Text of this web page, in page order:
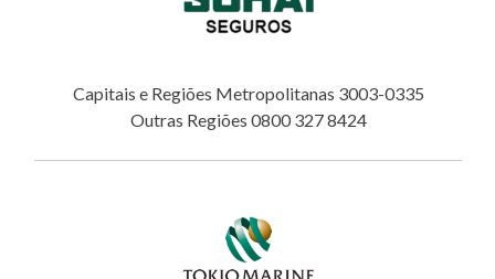
Capitais e Regiões Metropolitanas 3003-0335
Outras Regiões 0800 327 8424